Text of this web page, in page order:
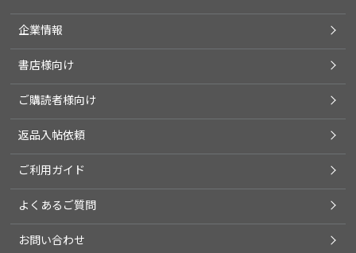
企業情報
書店様向け
ご購読者様向け
返品入帖依頼
ご利用ガイド
よくあるご質問
お問い合わせ